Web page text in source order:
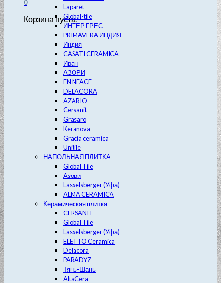
0
Корзина пуста.
Laparet
Global-tile
ИНТЕР ГРЕС
PRIMAVERA ИНДИЯ
Индия
CASATI CERAMICA
Иран
АЗОРИ
EN NFACE
DELACORA
AZARIO
Cersanit
Grasaro
Keranova
Gracia ceramica
Unitile
НАПОЛЬНАЯ ПЛИТКА
Global Tile
Азори
Lasselsberger (Уфа)
ALMA CERAMICA
Керамическая плитка
CERSANIT
Global Tile
Lasselsberger (Уфа)
ELETTO Ceramica
Delacora
PARADYZ
Тянь-Шань
AltaCera